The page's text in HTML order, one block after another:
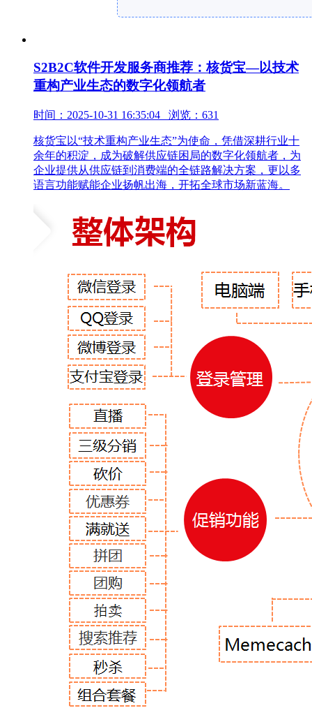
S2B2C软件开发服务商推荐：核货宝—以技术
重构产业生态的数字化领航者
时间：2025-10-31 16:35:04 浏览：631
核货宝以“技术重构产业生态”为使命，凭借深耕行业十
余年的积淀，成为破解供应链困局的数字化领航者，为
企业提供从供应链到消费端的全链路解决方案，更以多
语言功能赋能企业扬帆出海，开拓全球市场新蓝海。